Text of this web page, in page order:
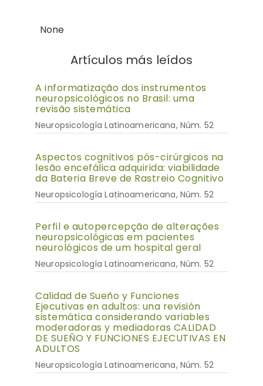
None
Artículos más leídos
A informatização dos instrumentos
neuropsicológicos no Brasil: uma
revisão sistemática
Neuropsicología Latinoamericana, Núm. 52
Aspectos cognitivos pós-cirúrgicos na
lesão encefálica adquirida: viabilidade
da Bateria Breve de Rastreio Cognitivo
Neuropsicología Latinoamericana, Núm. 52
Perfil e autopercepção de alterações
neuropsicológicas em pacientes
neurológicos de um hospital geral
Neuropsicología Latinoamericana, Núm. 52
Calidad de Sueño y Funciones
Ejecutivas en adultos: una revisión
sistemática considerando variables
moderadoras y mediadoras CALIDAD
DE SUEÑO Y FUNCIONES EJECUTIVAS EN
ADULTOS
Neuropsicología Latinoamericana, Núm. 52